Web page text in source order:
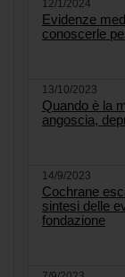
12/1/2024
Evidenze
conoscerle
13/10/2023
Quando è la
angoscia,
14/9/2023
Cochrane
sintesi delle
fondazione